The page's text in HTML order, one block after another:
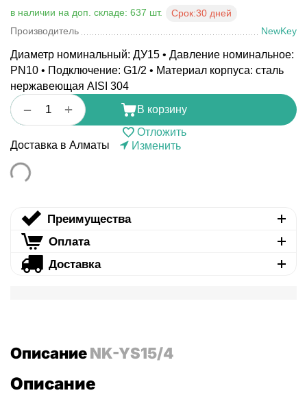
в наличии на доп. складе: 637 шт. Срок:30 дней
Производитель
NewKey
Диаметр номинальный: ДУ15 • Давление номинальное:
PN10 • Подключение: G1/2 • Материал корпуса: сталь
нержавеющая AISI 304
+
−
В корзину
Отложить
Доставка в Алматы
Изменить
Преимущества
Оплата
Доставка
ОписаниеNK-YS15/4
Описание